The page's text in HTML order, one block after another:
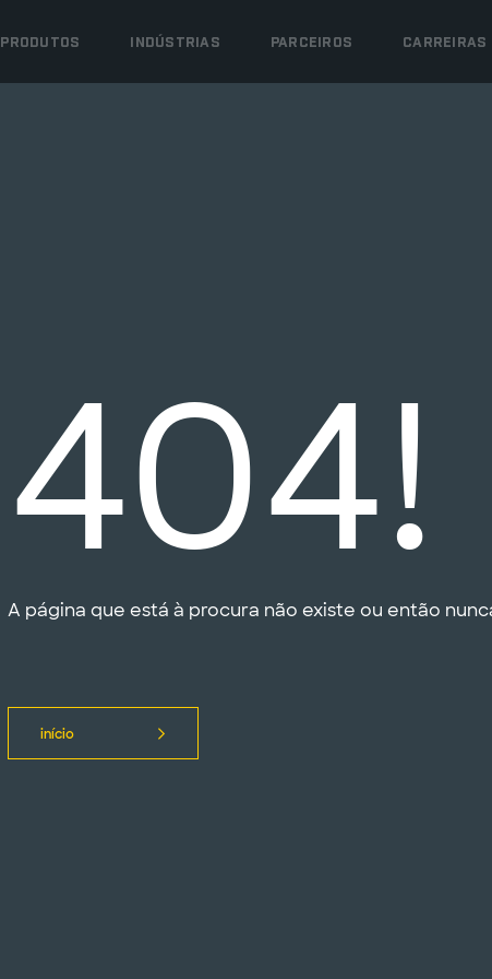
PRODUTOS INDÚSTRIAS PARCEIROS CARREIRAS
404!
A página que está à procura não existe ou então
início